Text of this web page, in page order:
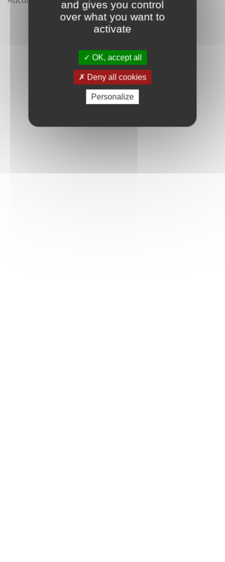
and gives you control
over what you want to
activate
OK, accept all
Deny all cookies
Personalize